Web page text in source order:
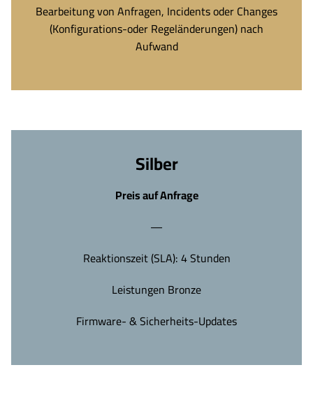
Bearbeitung von Anfragen, Incidents oder Changes
(Konfigurations-oder Regeländerungen) nach
Aufwand
Silber
Preis auf Anfrage
—
Reaktionszeit (SLA): 4 Stunden
Leistungen Bronze
Firmware- & Sicherheits-Updates